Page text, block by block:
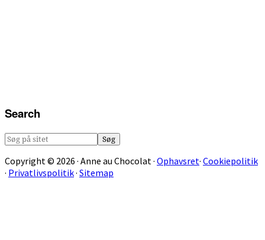
Search
Søg
sitet
Copyright © 2026 · Anne au Chocolat · Ophavsret· Cookiepolitik
· Privatlivspolitik· Sitemap